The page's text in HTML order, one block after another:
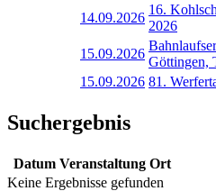
14.09.2026
16.
2026
15.09.2026
Göttingen,
15.09.2026 81.
Suchergebnis
Datum Veranstaltung Ort
Keine Ergebnisse gefunden